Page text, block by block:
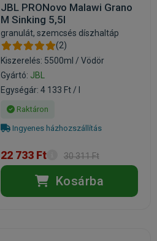
JBL PRONovo Malawi Grano
M Sinking 5,5l
granulát, szemcsés díszhaltáp
(2)
Kiszerelés: 5500ml / Vödör
Gyártó: JBL
Egységár: 4 133 Ft / l
Raktáron
Ingyenes házhozszállítás
22 733 Ft 30 311 Ft
Kosárba